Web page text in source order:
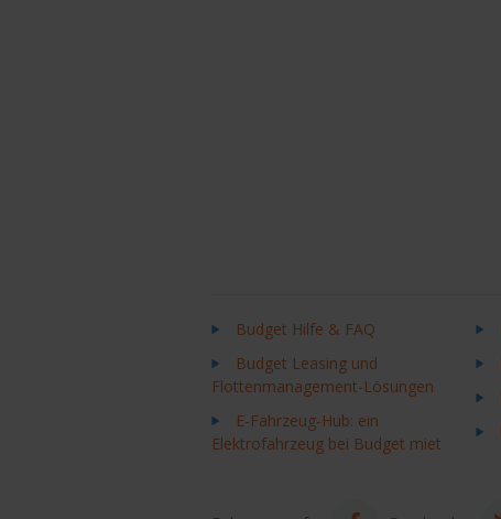
Budget Hilfe & FAQ
Budget Leasing und
Flottenmanagement-Lösungen
E-Fahrzeug-Hub: ein
Elektrofahrzeug bei Budget miet